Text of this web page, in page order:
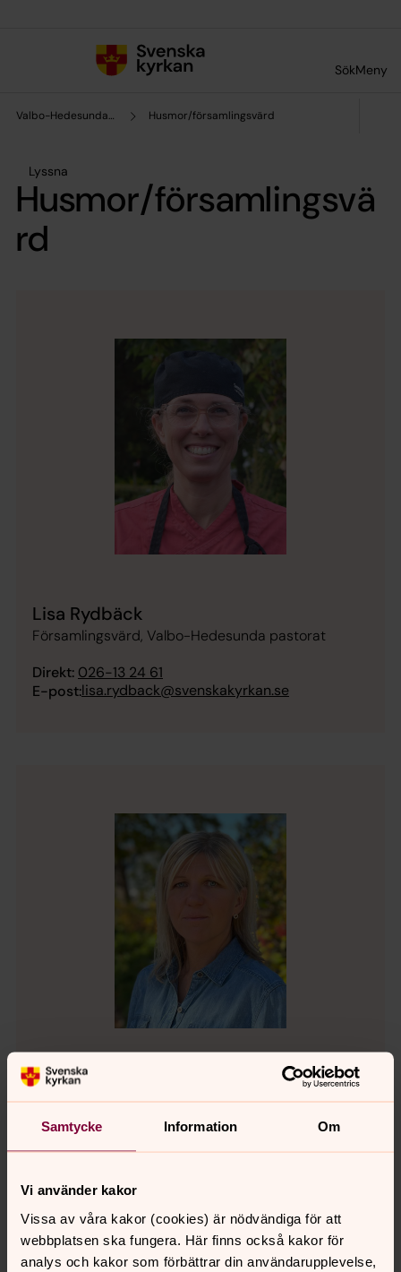
Samtycke Information Om
Vi använder kakor
Vissa av våra kakor (cookies) är nödvändiga för att
webbplatsen ska fungera. Här finns också kakor för
analys och kakor som förbättrar din användarupplevelse,
SökMeny
Valbo-Hedesunda pastorat Husmor/församlingsvärd
Lyssna
Husmor/församlingsvä
rd
Lisa Rydbäck
Församlingsvärd, Valbo-Hedesunda pastorat
Direkt: 026-13 24 61
E-post:lisa.rydback@svenskakyrkan.se
Kerstin Åhlstrand
Husmor, Valbo-Hedesunda pastorat
Direkt:0291-104 50